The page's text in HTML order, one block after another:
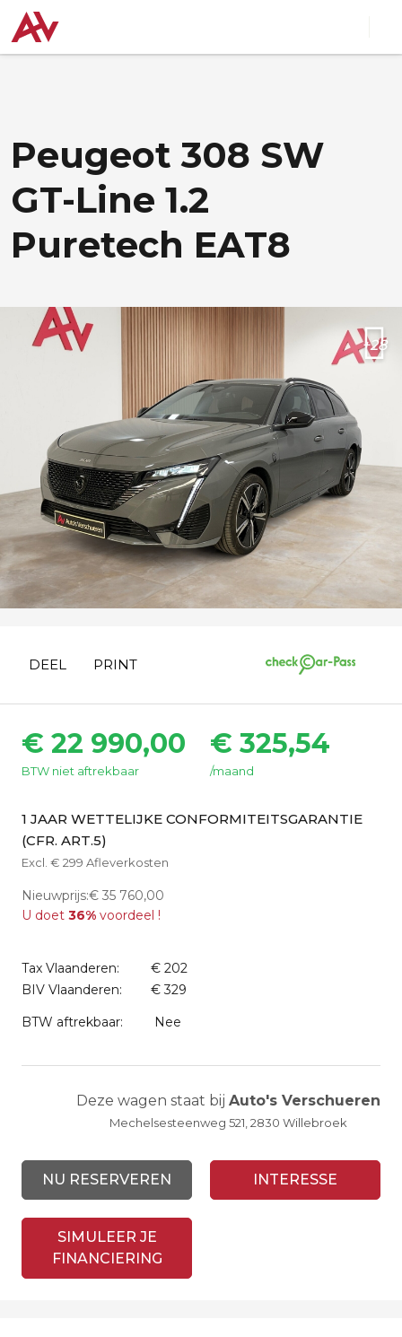
Peugeot 308 SW
GT-Line 1.2
Puretech EAT8
+28
DEEL PRINT
€ 22 990,00
BTW niet aftrekbaar
€ 325,54
/maand
1 JAAR WETTELIJKE CONFORMITEITSGARANTIE
(CFR. ART.5)
Excl. € 299 Afleverkosten
Nieuwprijs:€ 35 760,00
U doet 36% voordeel !
Tax Vlaanderen:
€ 202
BIV Vlaanderen:
€ 329
BTW aftrekbaar:
Nee
Deze wagen staat bij Auto's Verschueren
Mechelsesteenweg 521, 2830 Willebroek
NU RESERVEREN INTERESSE
SIMULEER JE
FINANCIERING